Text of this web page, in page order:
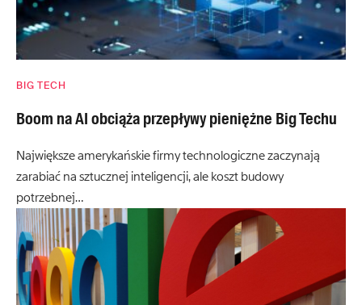
BIG TECH
Boom na AI obciąża przepływy pieniężne Big Techu
Największe amerykańskie firmy technologiczne zaczynają
zarabiać na sztucznej inteligencji, ale koszt budowy
potrzebnej…